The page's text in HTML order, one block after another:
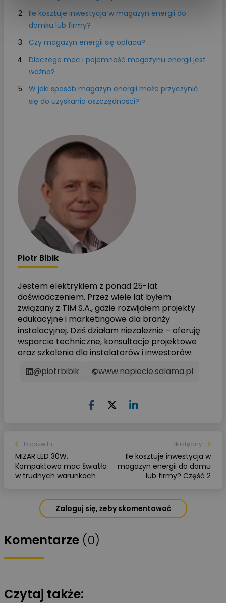
Ile kosztuje inwestycja w magazyn energii do
domku lub firmy?
Czy magazyn energii się opłaca?
Dlaczego moc i pojemność magazynu energii jest
ważna?
W jaki sposób magazyn energii może przyczynić
się do uzyskania oszczędności?
Piotr Bibik
Jestem elektrykiem z ponad 25-lat
doświadczeniem. Przez wiele lat byłem
związany z TIM S.A., gdzie rozwijałem projekty
edukacyjne i marketingowe dla branży
instalacyjnej. Dziś działam niezależnie – oferuję
wsparcie techniczne, konsultacje projektowe
oraz szkolenia dla instalatorów i inwestorów.
@piotrbibik
www.napiecie.salama.pl
Poprzedni
MIZAR LED 30W.
Kompaktowa moc światła
w trudnych warunkach
Następny
Ile kosztuje inwestycja w
magazyn energii do domu
lub firmy? Część 2
Zaloguj się, żeby skomentować
Komentarze (0)
Czytaj także: